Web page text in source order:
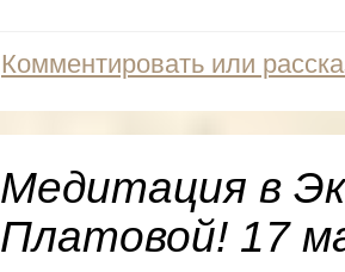
Комментировать или
Медитация в
Платовой! 17